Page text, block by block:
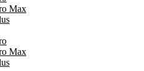
Max
Max